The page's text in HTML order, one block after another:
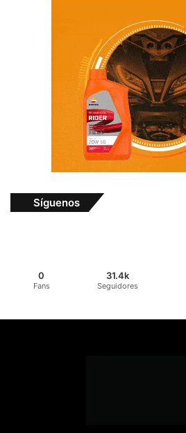
Síguenos
0
Fans
31.4k
Seguidores